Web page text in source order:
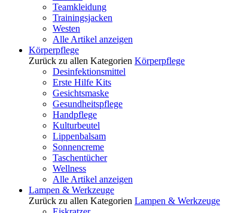
Teamkleidung
Trainingsjacken
Westen
Alle Artikel anzeigen
Körperpflege
Zurück zu allen Kategorien Körperpflege
Desinfektionsmittel
Erste Hilfe Kits
Gesichtsmaske
Gesundheitspflege
Handpflege
Kulturbeutel
Lippenbalsam
Sonnencreme
Taschentücher
Wellness
Alle Artikel anzeigen
Lampen & Werkzeuge
Zurück zu allen Kategorien Lampen & Werkzeuge